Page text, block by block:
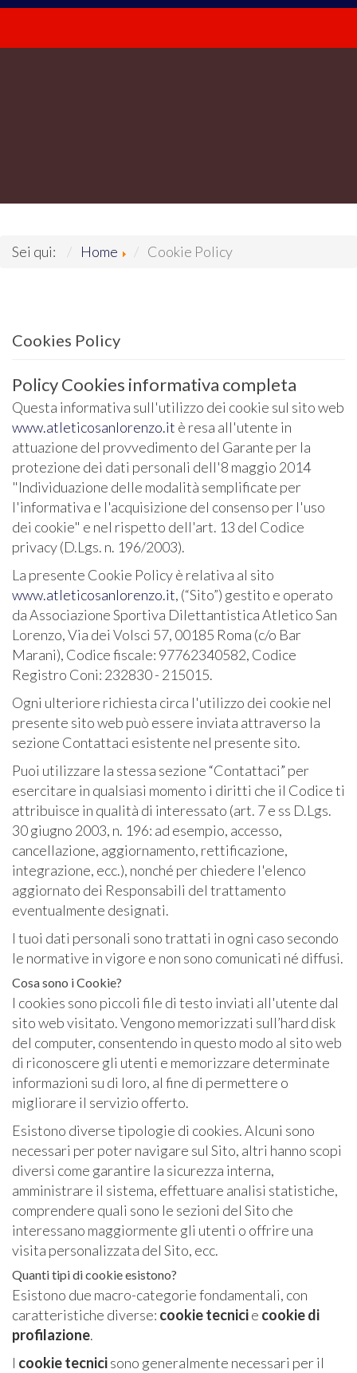
Sei qui: Home Cookie Policy
Cookies Policy
Policy Cookies informativa completa
Questa informativa sull'utilizzo dei cookie sul sito web
www.atleticosanlorenzo.it è resa all'utente in
attuazione del provvedimento del Garante per la
protezione dei dati personali dell'8 maggio 2014
"Individuazione delle modalità semplificate per
l'informativa e l'acquisizione del consenso per l'uso
dei cookie" e nel rispetto dell'art. 13 del Codice
privacy (D.Lgs. n. 196/2003).
La presente Cookie Policy è relativa al sito
www.atleticosanlorenzo.it, (“Sito”) gestito e operato
da Associazione Sportiva Dilettantistica Atletico San
Lorenzo, Via dei Volsci 57, 00185 Roma (c/o Bar
Marani), Codice fiscale: 97762340582, Codice
Registro Coni: 232830 - 215015.
Ogni ulteriore richiesta circa l'utilizzo dei cookie nel
presente sito web può essere inviata attraverso la
sezione Contattaci esistente nel presente sito.
Puoi utilizzare la stessa sezione “Contattaci” per
esercitare in qualsiasi momento i diritti che il Codice ti
attribuisce in qualità di interessato (art. 7 e ss D.Lgs.
30 giugno 2003, n. 196: ad esempio, accesso,
cancellazione, aggiornamento, rettificazione,
integrazione, ecc.), nonché per chiedere l'elenco
aggiornato dei Responsabili del trattamento
eventualmente designati.
I tuoi dati personali sono trattati in ogni caso secondo
le normative in vigore e non sono comunicati né diffusi.
Cosa sono i Cookie?
I cookies sono piccoli file di testo inviati all'utente dal
sito web visitato. Vengono memorizzati sull’hard disk
del computer, consentendo in questo modo al sito web
di riconoscere gli utenti e memorizzare determinate
informazioni su di loro, al fine di permettere o
migliorare il servizio offerto.
Esistono diverse tipologie di cookies. Alcuni sono
necessari per poter navigare sul Sito, altri hanno scopi
diversi come garantire la sicurezza interna,
amministrare il sistema, effettuare analisi statistiche,
comprendere quali sono le sezioni del Sito che
interessano maggiormente gli utenti o offrire una
visita personalizzata del Sito, ecc.
Quanti tipi di cookie esistono?
Esistono due macro-categorie fondamentali, con
caratteristiche diverse: cookie tecnicie cookie di
profilazione.
I cookie tecnicisono generalmente necessari per il